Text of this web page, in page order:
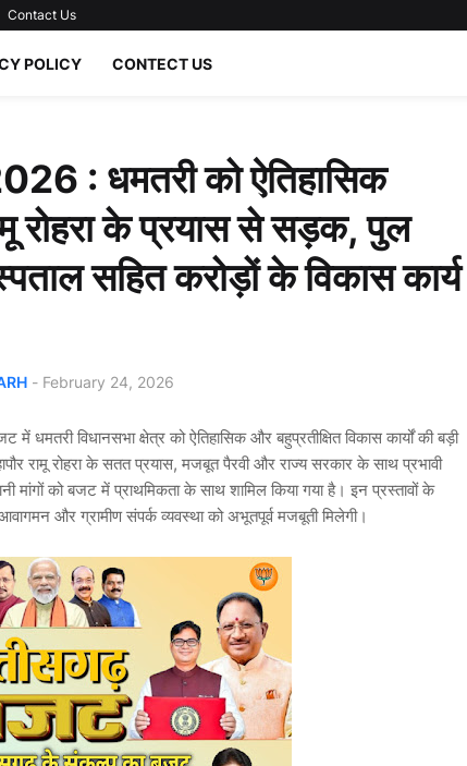
Contact Us
POLICY CONTECT US
: धमतरी को ऐतिहासिक
रोहरा के प्रयास से सड़क, पुल
सहित करोड़ों के विकास कार्य
- February 24, 2026
विधानसभा क्षेत्र को ऐतिहासिक और बहुप्रतीक्षित विकास कार्यों की बड़ी
रामू रोहरा के सतत प्रयास, मजबूत पैरवी और राज्य सरकार के साथ प्रभावी
मांगों को बजट में प्राथमिकता के साथ शामिल किया गया है। इन प्रस्तावों के
और ग्रामीण संपर्क व्यवस्था को अभूतपूर्व मजबूती मिलेगी।